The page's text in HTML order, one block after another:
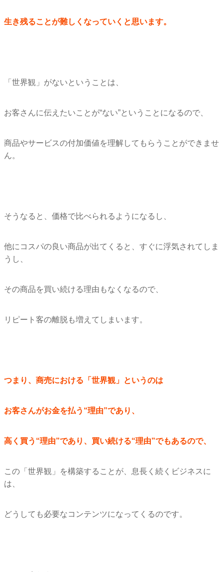
生き残ることが難しくなっていくと思います。
「世界観」がないということは、
お客さんに伝えたいことが“ない”ということになるので、
商品やサービスの付加価値を理解してもらうことができませ
ん。
そうなると、価格で比べられるようになるし、
他にコスパの良い商品が出てくると、すぐに浮気されてしま
うし、
その商品を買い続ける理由もなくなるので、
リピート客の離脱も増えてしまいます。
つまり、商売における「世界観」というのは
お客さんがお金を払う“理由”であり、
高く買う“理由”であり、買い続ける“理由”でもあるので、
この「世界観」を構築することが、息長く続くビジネスに
は、
どうしても必要なコンテンツになってくるのです。